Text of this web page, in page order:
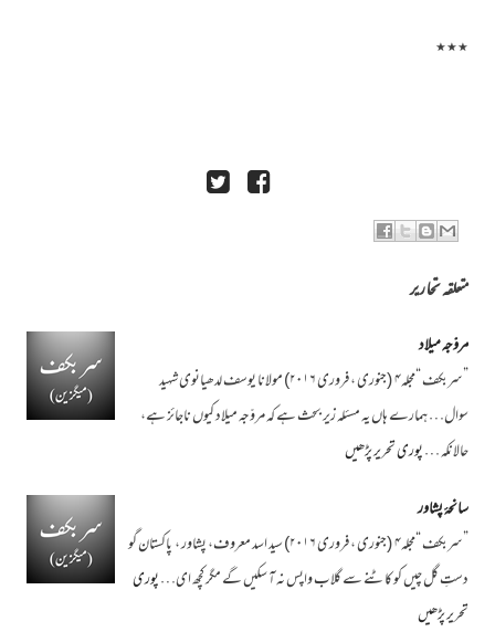
٭٭٭
متعلقہ تحاریر
مروّجہ میلاد
”سربکف “مجلہ۴ (جنوری ، فروری ۲۰۱۶) مولانا یوسف لدھیانوی شہید
سوال… ہمارے ہاں یہ مسئلہ زیر بحث ہے کہ مروّجہ میلاد کیوں ناجائز ہے،
حالانکہ …پوری تحریر پڑھیں
سانحۂ پشاور
”سربکف “مجلہ۴ (جنوری ، فروری ۲۰۱۶) سید اسد معروف، پشاور ، پاکستان گو
دستِ گل چیں کو کاٹنے سے گلاب واپس نہ آ سکیں گے مگر کچھ ای…پوری
تحریر پڑھیں